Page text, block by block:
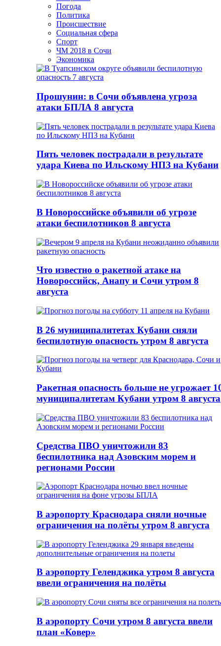
Погода
Политика
Происшествие
Социальная сфера
Спорт
ЧМ 2018 в Сочи
Экономика
Прошунин: в Сочи объявлена угроза
атаки БПЛА 8 августа
Пять человек пострадали в результате
удара Киева по Ильскому НПЗ на Кубани
В Новороссийске объявили об угрозе
атаки беспилотников 8 августа
Что известно о ракетной атаке на
Новороссийск, Анапу и Сочи утром 8
августа
В 26 муниципалитетах Кубани сняли
беспилотную опасность утром 8 августа
Ракетная опасность больше не угрожает
муниципалитетам Кубани утром 8 августа
Средства ПВО уничтожили 83
беспилотника над Азовским морем и
регионами России
В аэропорту Краснодара сняли ночные
ограничения на полёты утром 8 августа
В аэропорту Геленджика утром 8 августа
ввели ограничения на полёты
В аэропорту Сочи утром 8 августа ввели
план «Ковер»